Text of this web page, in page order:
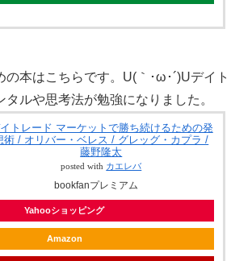
の本はこちらです。U(｀･ω･´)Uデイト
タルや思考法が勉強になりました。
トレード マーケットで勝ち続けるための発
術 / オリバー・ベレス / グレッグ・カプラ /
藤野隆太
posted with カエレバ
bookfanプレミアム
Yahooショッピング
Amazon